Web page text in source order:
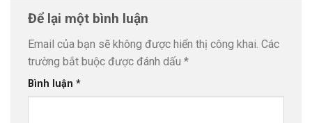
Để lại một bình luận
Email của bạn sẽ không được hiển thị công khai. Các
trường bắt buộc được đánh dấu *
Bình luận *